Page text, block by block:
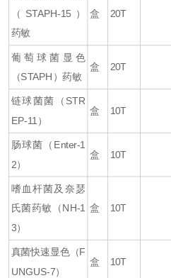
（ STAPH-15 ）
药敏
盒 20T
葡萄球菌显色
（STAPH ）药敏
盒 20T
链球菌菌（ STR
EP-11 ）
盒 10T
肠球菌（ Enter-1
2）
盒 10T
嗜血杆菌及奈瑟
氏菌药敏（NH-1
3）
盒 10T
真菌快速显色（F
UNGUS-7）
盒 10T